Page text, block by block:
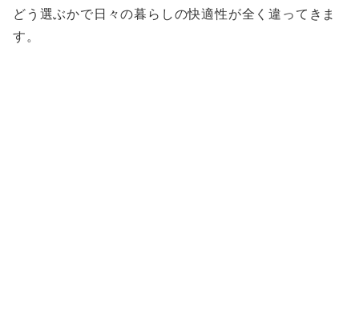
どう選ぶかで日々の暮らしの快適性が全く違ってきま
す。